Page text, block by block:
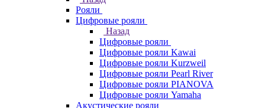
Рояли
Цифровые рояли
Назад
Цифровые рояли
Цифровые рояли Kawai
Цифровые рояли Kurzweil
Цифровые рояли Pearl River
Цифровые рояли PIANOVA
Цифровые рояли Yamaha
Акустические рояли